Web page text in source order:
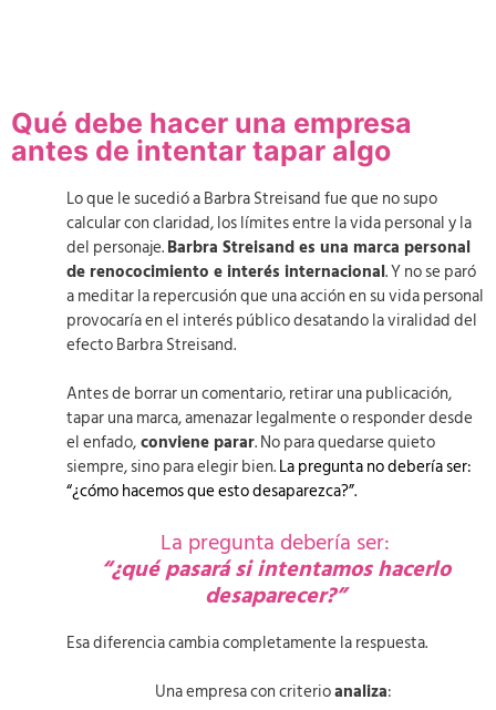
Qué debe hacer una empresa
antes de intentar tapar algo
Lo que le sucedió a Barbra Streisand fue que no supo
calcular con claridad, los límites entre la vida personal y la
del personaje.Barbra Streisand es una marca personal
de renococimiento e interés internacional. Y no se paró
a meditar la repercusión que una acción en su vida personal
provocaría en el interés público desatando la viralidad del
efecto Barbra Streisand.
Antes de borrar un comentario, retirar una publicación,
tapar una marca, amenazar legalmente o responder desde
el enfado,conviene parar. No para quedarse quieto
siempre, sino para elegir bien.La pregunta no debería ser:
“¿cómo hacemos que esto desaparezca?”.
La pregunta debería ser:
“¿qué pasará si intentamos hacerlo
desaparecer?”
Esa diferencia cambia completamente la respuesta.
Una empresa con criterioanaliza: